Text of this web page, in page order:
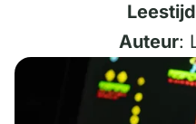
Leestijd
Auteur: